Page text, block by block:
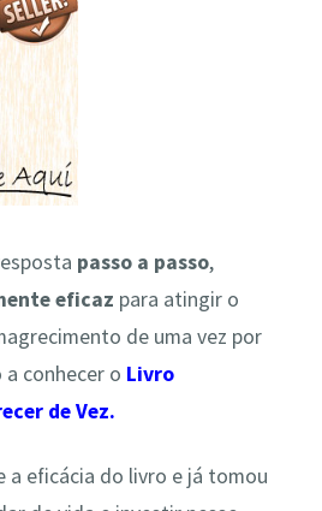
passo a passo,
eficaz para atingir o
de uma vez por
conhecer o Livro
de Vez.
a eficácia do livro e já tomou